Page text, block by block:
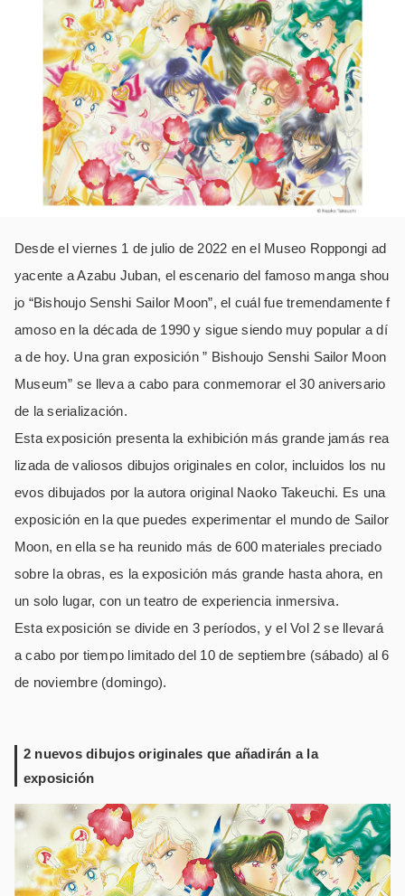
Desde el viernes 1 de julio de 2022 en el Museo Roppongi ad
yacente a Azabu Juban, el escenario del famoso manga shou
jo “Bishoujo Senshi Sailor Moon”, el cuál fue tremendamente f
amoso en la década de 1990 y sigue siendo muy popular a dí
a de hoy. Una gran exposición ” Bishoujo Senshi Sailor Moon
Museum” se lleva a cabo para conmemorar el 30 aniversario
de la serialización.
Esta exposición presenta la exhibición más grande jamás rea
lizada de valiosos dibujos originales en color, incluidos los nu
evos dibujados por la autora original Naoko Takeuchi. Es una
exposición en la que puedes experimentar el mundo de Sailor
Moon, en ella se ha reunido más de 600 materiales preciado
sobre la obras, es la exposición más grande hasta ahora, en
un solo lugar, con un teatro de experiencia inmersiva.
Esta exposición se divide en 3 períodos, y el Vol 2 se llevará
a cabo por tiempo limitado del 10 de septiembre (sábado) al 6
de noviembre (domingo).
2 nuevos dibujos originales que añadirán a la
exposición